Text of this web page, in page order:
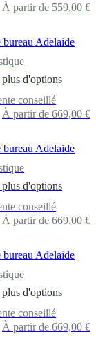
À partir de 559,00 €
bureau Adelaide
d'options
conseillé
À partir de 669,00 €
bureau Adelaide
d'options
conseillé
À partir de 669,00 €
bureau Adelaide
d'options
conseillé
À partir de 669,00 €